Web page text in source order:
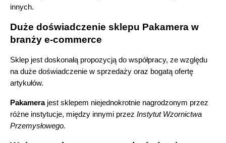
innych.
Duże doświadczenie sklepu Pakamera w
branży e-commerce
Sklep jest doskonałą propozycją do współpracy, ze względu
na duże doświadczenie w sprzedaży oraz bogatą ofertę
artykułów.
Pakamera jest sklepem niejednokrotnie nagrodzonym przez
różne instytucje, między innymi przez Instytut Wzornictwa
Przemysłowego.